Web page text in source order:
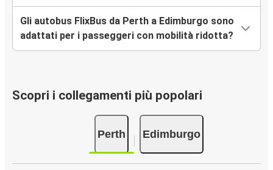
Gli autobus FlixBus da Perth a Edimburgo sono
adattati per i passeggeri con mobilità ridotta?
Scopri i collegamenti più popolari
Perth Edimburgo